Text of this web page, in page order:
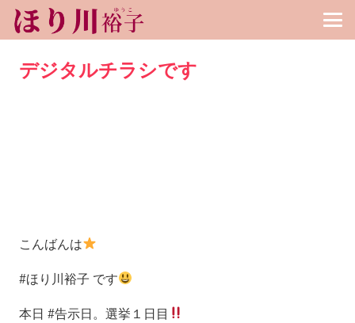
デジタルチラシです
こんばんは
#ほり川裕子 です
本日 #告示日。選挙１日目